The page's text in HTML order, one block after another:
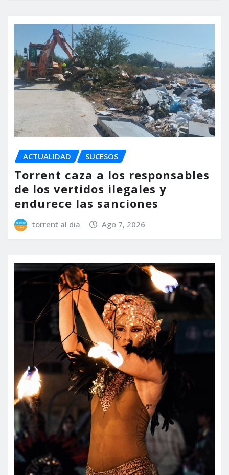
ACTUALIDAD SUCESOS
Torrent caza a los responsables
de los vertidos ilegales y
endurece las sanciones
torrent al dia Ago 7, 2026